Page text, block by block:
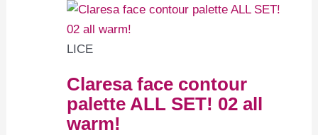
LICE
Claresa face contour
palette ALL SET! 02 all
warm!